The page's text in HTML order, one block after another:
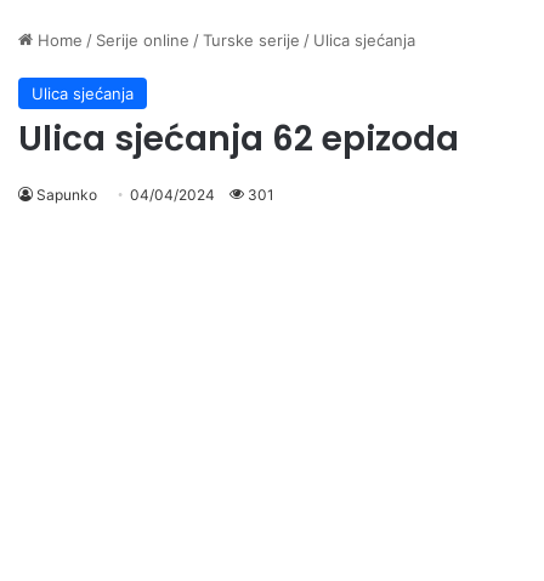
Home / Serije online /Turske serije / Ulica sjećanja
Ulica sjećanja
Ulica sjećanja 62 epizoda
Sapunko 04/04/2024 301